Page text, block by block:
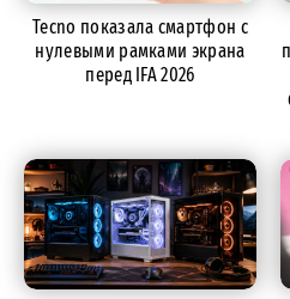
Tecno показала смартфон с
нулевыми рамками экрана
перед IFA 2026